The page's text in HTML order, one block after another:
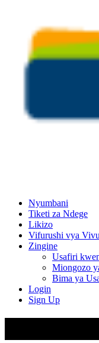
Nyumbani
Tiketi za Ndege
Likizo
Vifurushi vya
Zingine
Usafiri
Miongozo
Bima ya
Login
Sign Up
Jinsi ya